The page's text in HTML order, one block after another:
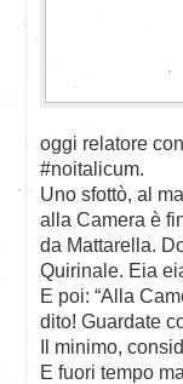
oggi relatore
#noitalicum.
Uno sfottò, al
alla Camera è
da Mattarella.
Quirinale. Eia
E poi: “Alla
dito! Guardate
Il minimo,
E fuori tempo